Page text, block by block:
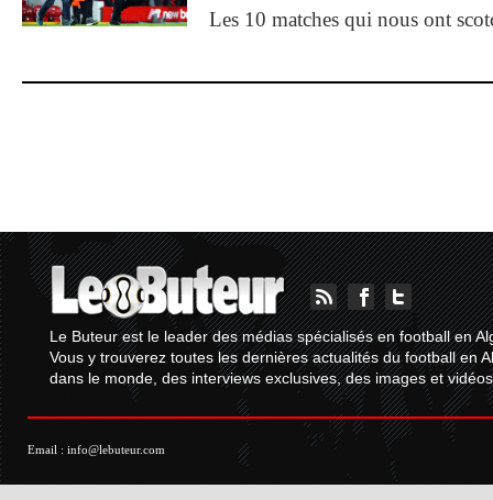
Les 10 matches qui nous ont
Le Buteur est le leader des médias spécialisés en football en
Vous y trouverez toutes les dernières actualités du football en
dans le monde, des interviews exclusives, des images et
Email : info@lebuteur.com